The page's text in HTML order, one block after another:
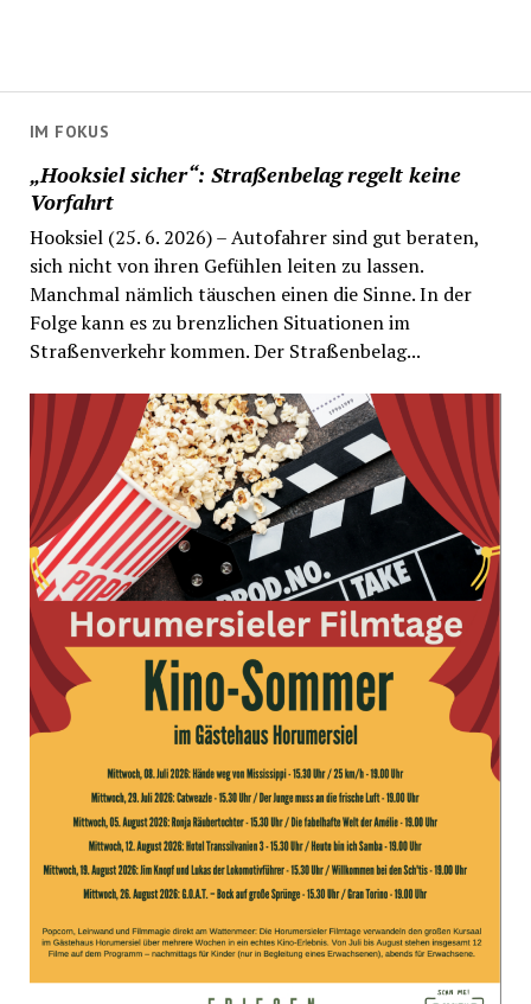
IM FOKUS
„Hooksiel sicher“: Straßenbelag regelt keine
Vorfahrt
Hooksiel (25. 6. 2026) – Autofahrer sind gut beraten,
sich nicht von ihren Gefühlen leiten zu lassen.
Manchmal nämlich täuschen einen die Sinne. In der
Folge kann es zu brenzlichen Situationen im
Straßenverkehr kommen. Der Straßenbelag...